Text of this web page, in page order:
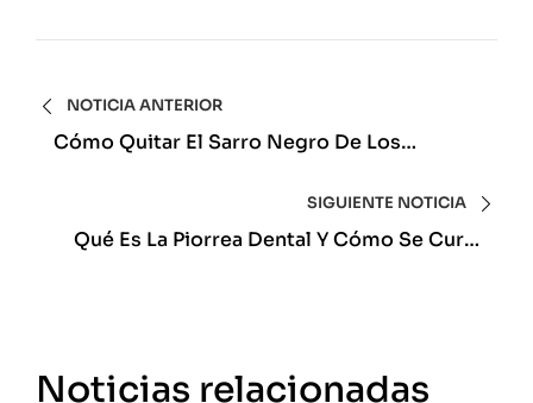
NOTICIA ANTERIOR
Cómo Quitar El Sarro Negro De Los
SIGUIENTE NOTICIA
Qué Es La Piorrea Dental Y Cómo Se Cura:
Noticias relacionadas